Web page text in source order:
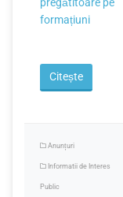
formațiuni
Citește
Anunțuri
Informatii de Interes
Public